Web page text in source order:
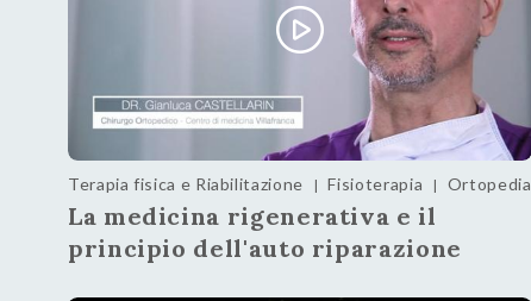
Terapia fisica e Riabilitazione | Fisioterapia | Ortopedia
La medicina rigenerativa e il
principio dell'auto riparazione